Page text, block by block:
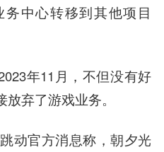
中心转移到其他项目
年11月，不但没有好
弃了游戏业务。
动官方消息称，朝夕光